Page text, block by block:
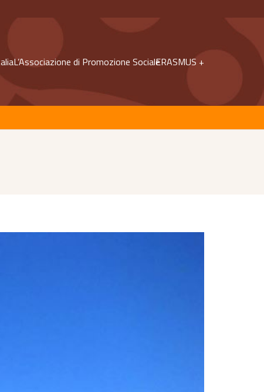
L’Associazione di Promozione SocialeERASMUS +